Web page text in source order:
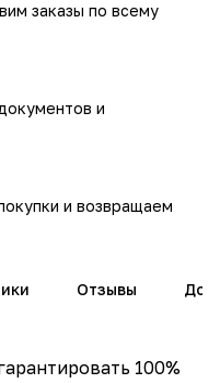
заказы по всему
и
и возвращаем
Отзывы
100%